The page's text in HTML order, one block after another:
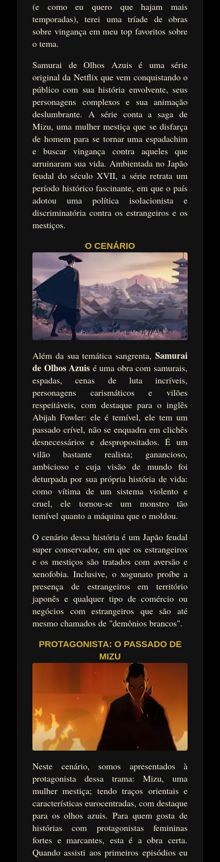
(e como eu quero que hajam mais
temporadas), terei uma tríade de obras
sobre vingança em meu top favoritos sobre
o tema.
Samurai de Olhos Azuis é uma série
original da Netflix que vem conquistando o
público com sua história envolvente, seus
personagens complexos e sua animação
deslumbrante. A série conta a saga de
Mizu, uma mulher mestiça que se disfarça
de homem para se tornar uma espadachim
e buscar vingança contra aqueles que
arruinaram sua vida. Ambientada no Japão
feudal do século XVII, a série retrata um
período histórico fascinante, em que o país
adotou uma política isolacionista e
discriminatória contra os estrangeiros e os
mestiços.
O CENÁRIO
Além da sua temática sangrenta, Samurai
de Olhos Azuis é uma obra com samurais,
espadas, cenas de luta incríveis,
personagens carismáticos e vilões
respeitáveis, com destaque para o inglês
Abijah Fowler: ele é temível, ele tem um
passado crível, não se enquadra em clichês
desnecessários e despropositados. É um
vilão bastante realista; ganancioso,
ambicioso e cuja visão de mundo foi
deturpada por sua própria história de vida:
como vítima de um sistema violento e
cruel, ele tornou-se um monstro tão
temível quanto a máquina que o moldou.
O cenário dessa história é um Japão feudal
super conservador, em que os estrangeiros
e os mestiços são tratados com aversão e
xenofobia. Inclusive, o xogunato proíbe a
presença de estrangeiros em território
japonês e qualquer tipo de comércio ou
negócios com estrangeiros que são até
mesmo chamados de "demônios brancos".
PROTAGONISTA: O PASSADO DE
MIZU
Neste cenário, somos apresentados à
protagonista dessa trama: Mizu, uma
mulher mestiça; tendo traços orientais e
características eurocentradas, com destaque
para os olhos azuis. Para quem gosta de
histórias com protagonistas femininas
fortes e marcantes, esta é a obra certa.
Quando assisti aos primeiros episódios eu